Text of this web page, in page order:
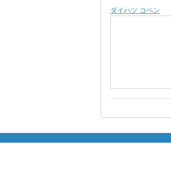
ダイハツ コペン